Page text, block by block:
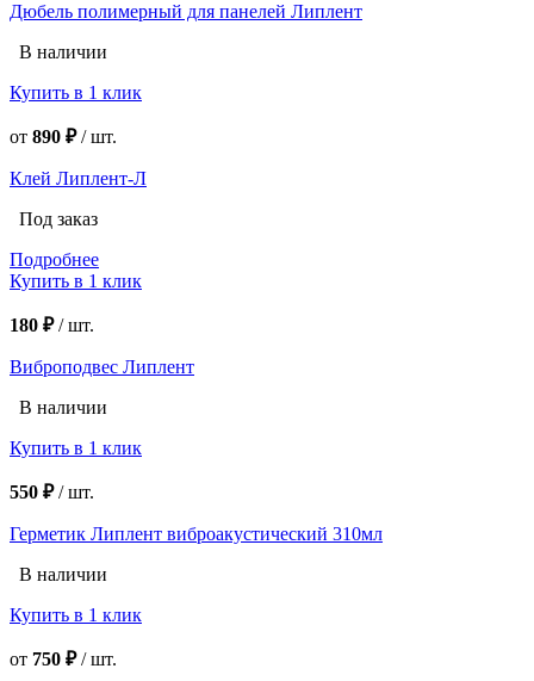
Дюбель полимерный для панелей Липлент
В наличии
Купить в 1 клик
от 890 ₽/шт.
Клей Липлент-Л
Под заказ
Подробнее
Купить в 1 клик
180 ₽/шт.
Виброподвес Липлент
В наличии
Купить в 1 клик
550 ₽/шт.
Герметик Липлент виброакустический 310мл
В наличии
Купить в 1 клик
от 750 ₽/шт.